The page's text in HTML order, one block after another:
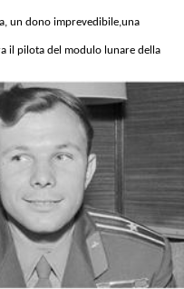
un dono imprevedibile,una
il pilota del modulo lunare della